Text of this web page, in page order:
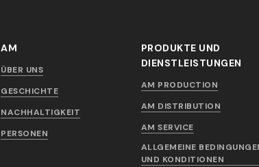
AM
ÜBER UNS
GESCHICHTE
NACHHALTIGKEIT
PERSONEN
PRODUKTE UND
DIENSTLEISTUNGEN
AM PRODUCTION
AM DISTRIBUTION
AM SERVICE
ALLGEMEINE
UND KONDITIONEN